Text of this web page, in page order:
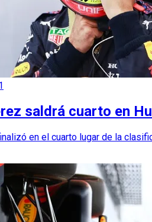
saldrá cuarto en
en el cuarto lugar de la